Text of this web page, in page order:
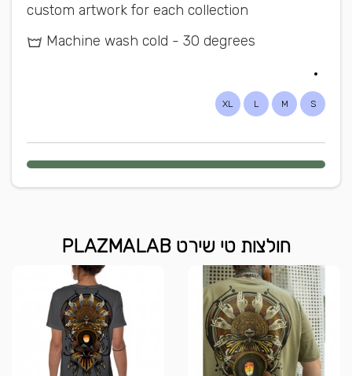
custom artwork for each collection
Machine wash cold - 30 degrees
S
M
L
XL
חולצות טי שירט PLAZMALAB